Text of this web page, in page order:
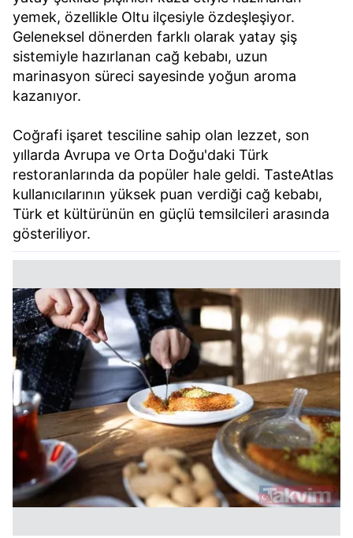
yemek, özellikle Oltu ilçesiyle özdeşleşiyor.
Geleneksel dönerden farklı olarak yatay şiş
sistemiyle hazırlanan cağ kebabı, uzun
marinasyon süreci sayesinde yoğun aroma
kazanıyor.
Coğrafi işaret tesciline sahip olan lezzet, son
yıllarda Avrupa ve Orta Doğu'daki Türk
restoranlarında da popüler hale geldi. TasteAtlas
kullanıcılarının yüksek puan verdiği cağ kebabı,
Türk et kültürünün en güçlü temsilcileri arasında
gösteriliyor.